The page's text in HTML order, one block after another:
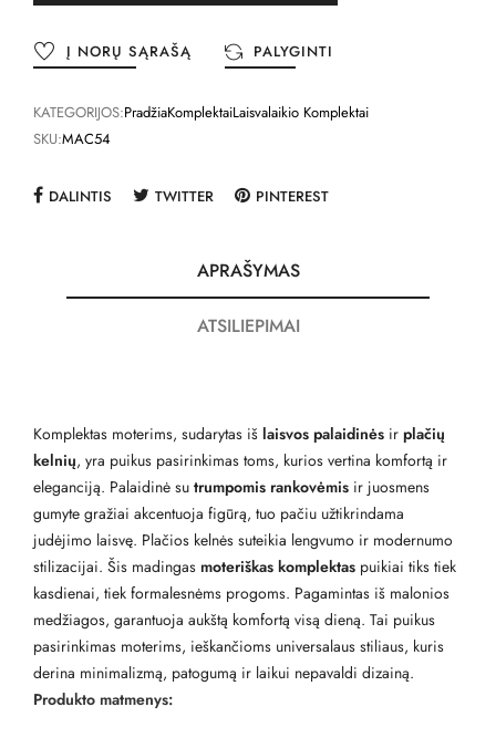
Į NORŲ SĄRAŠĄ PALYGINTI
KATEGORIJOS:PradžiaKomplektaiLaisvalaikio Komplektai
SKU:MAC54
DALINTIS TWITTER PINTEREST
APRAŠYMAS
ATSILIEPIMAI
Komplektas moterims, sudarytas iš laisvos palaidinės ir plačių
kelnių, yra puikus pasirinkimas toms, kurios vertina komfortą ir
eleganciją. Palaidinė su trumpomis rankovėmis ir juosmens
gumyte gražiai akcentuoja figūrą, tuo pačiu užtikrindama
judėjimo laisvę. Plačios kelnės suteikia lengvumo ir modernumo
stilizacijai. Šis madingas moteriškas komplektas puikiai tiks tiek
kasdienai, tiek formalesnėms progoms. Pagamintas iš malonios
medžiagos, garantuoja aukštą komfortą visą dieną. Tai puikus
pasirinkimas moterims, ieškančioms universalaus stiliaus, kuris
derina minimalizmą, patogumą ir laikui nepavaldi dizainą.
Produkto matmenys: